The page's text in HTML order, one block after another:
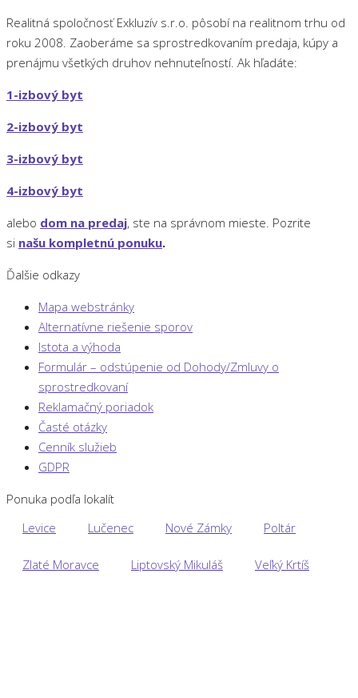
Realitná spoločnosť Exkluzív s.r.o. pôsobí na realitnom trhu od
roku 2008. Zaoberáme sa sprostredkovaním predaja, kúpy a
prenájmu všetkých druhov nehnuteľností. Ak hľadáte:
1-izbový byt
2-izbový byt
3-izbový byt
4-izbový byt
alebo dom na predaj, ste na správnom mieste. Pozrite
si našu kompletnú ponuku.
Ďalšie odkazy
Mapa webstránky
Alternatívne riešenie sporov
Istota a výhoda
Formulár – odstúpenie od Dohody/Zmluvy o
sprostredkovaní
Reklamačný poriadok
Časté otázky
Cenník služieb
GDPR
Ponuka podľa lokalít
Levice
Lučenec Nové Zámky Poltár
Zlaté Moravce Liptovský Mikuláš Veľký Krtíš